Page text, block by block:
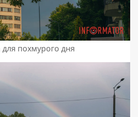
похмурого дня